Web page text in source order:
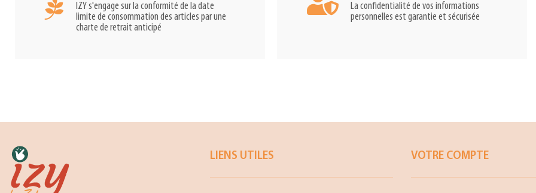
IZY s'engage sur la conformité de la date
limite de consommation des articles par une
charte de retrait anticipé
La confidentialité de vos informations
personnelles est garantie et sécurisée
LIENS UTILES VOTRE COMPTE